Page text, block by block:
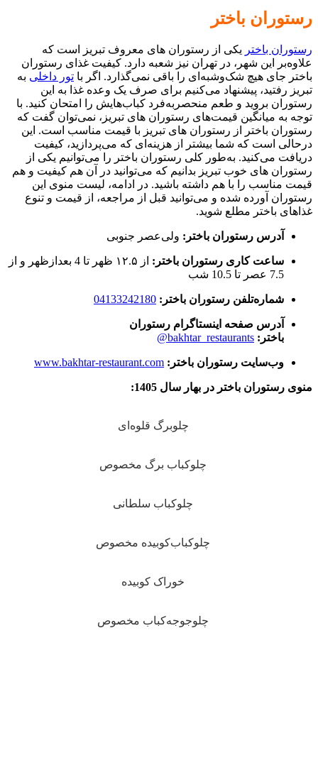
رستوران باختر
رستوران باختر یکی از رستوران های معروف تبریز است که
علاوه‌بر این شهر، در تهران نیز شعبه دارد. کیفیت غذای رستوران
باختر جای هیچ شک‌وشبه‌ای را باقی نمی‌گذارد. اگر با تور داخلی به
تبریز رفتید، پیشنهاد می‌کنیم برای صرف یک وعده غذا به این
رستوران بروید و طعم منحصربه‌فرد کباب‌هایش را امتحان کنید. با
توجه به میانگین قیمت‌های رستوران های تبریز، نمی‌توان گفت که
رستوران باختر از رستوران های تبریز با قیمت مناسب است. این
درحالی است که شما بیشتر از هزینه‌ای که می‌پردازید،‌ کیفیت
دریافت می‌کنید. به‌طور کلی رستوران باختر را می‌توانیم یکی از
رستوران های خوب تبریز بدانیم که می‌توانید در آن هم کیفیت و هم
قیمت مناسب را با هم داشته باشید. در ادامه، لیست منوی این
رستوران آورده شده و می‌توانید قبل از مراجعه، از قیمت و تنوع
غذاهای باختر مطلع شوید.
آدرس رستوران باختر: ولی‌عصر جنوبی
ساعت کاری رستوران باختر:
از ۱۲.۵ ظهر تا 4 بعدازظهر و از
7.5 عصر تا 10.5 شب
شماره‌تلفن رستوران باختر: 04133242180
آدرس صفحه اینستاگرام رستوران
باختر: bakhtar_restaurants@
وب‌سایت رستوران باختر: www.bakhtar-restaurant.com
منوی رستوران باختر در بهار سال 1405:
چلوبرگ قلوه‌ای
چلوکباب برگ مخصوص
چلوکباب سلطانی
چلوکباب‌کوبیده مخصوص
خوراک کوبیده
چلوجوجه‌کباب مخصوص